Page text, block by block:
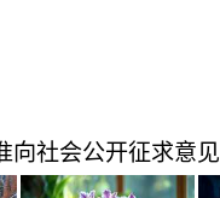
向社会公开征求意见